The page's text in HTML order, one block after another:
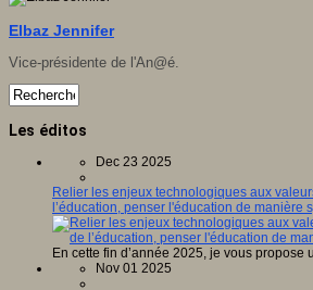
Elbaz Jennifer
Vice-présidente de l'An@é.
Les éditos
Dec 23 2025
Relier les enjeux technologiques aux
l’éducation, penser l'éducation de manière
En cette fin d’année 2025, je vous
Nov 01 2025